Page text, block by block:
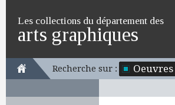
Les collections du département des
arts graphiques
Recherche sur : Oeuvres